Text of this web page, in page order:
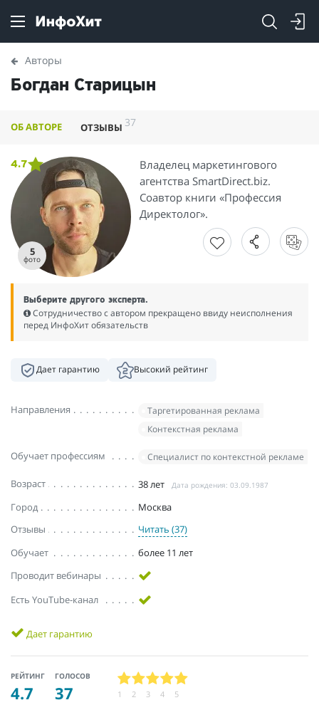
Авторы
Богдан Старицын
ОБ АВТОРЕ ОТЗЫВЫ 37
5
фото
4.7
Владелец маркетингового
агентства SmartDirect.biz.
Соавтор книги «Профессия
Директолог».
Выберите другого эксперта.
Сотрудничество с автором прекращено ввиду неисполнения
перед ИнфоХит обязательств
Дает гарантию Высокий рейтинг
Направления
Таргетированная реклама
Контекстная реклама
Обучает профессиям Специалист по контекстной рекламе
Возраст 38 лет Дата рождения: 03.09.1987
Город
Москва
Отзывы
Читать (37)
Обучает
более 11 лет
Проводит вебинары
Есть YouTube-канал
Дает гарантию
РЕЙТИНГ
4.7
ГОЛОСОВ
37 1 2 3 4 5